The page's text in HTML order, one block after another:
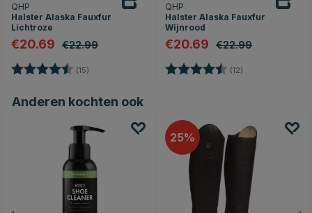
QHP
Halster Alaska Fauxfur
Lichtroze
€20.69 €22.99
Beoordeling: (15)
QHP
Halster Alaska Fauxfur
Wijnrood
€20.69 €22.99
Beoordeling: (12)
Anderen kochten ook
25